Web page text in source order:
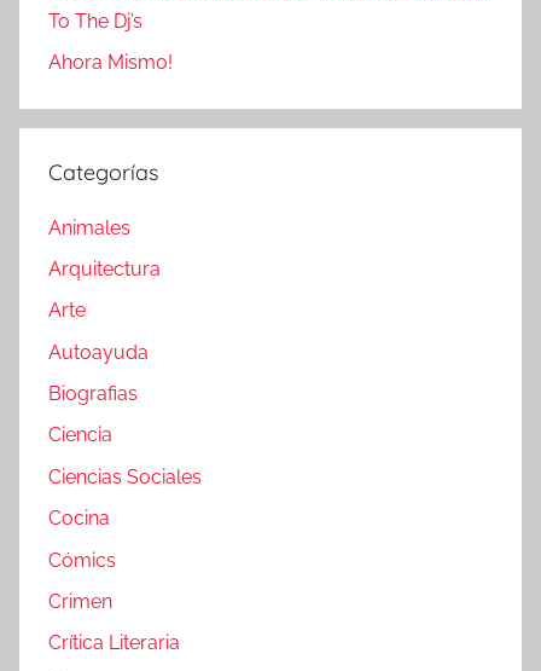
To The Dj’s
Ahora Mismo!
Categorías
Animales
Arquitectura
Arte
Autoayuda
Biografias
Ciencia
Ciencias Sociales
Cocina
Cómics
Crimen
Crítica Literaria